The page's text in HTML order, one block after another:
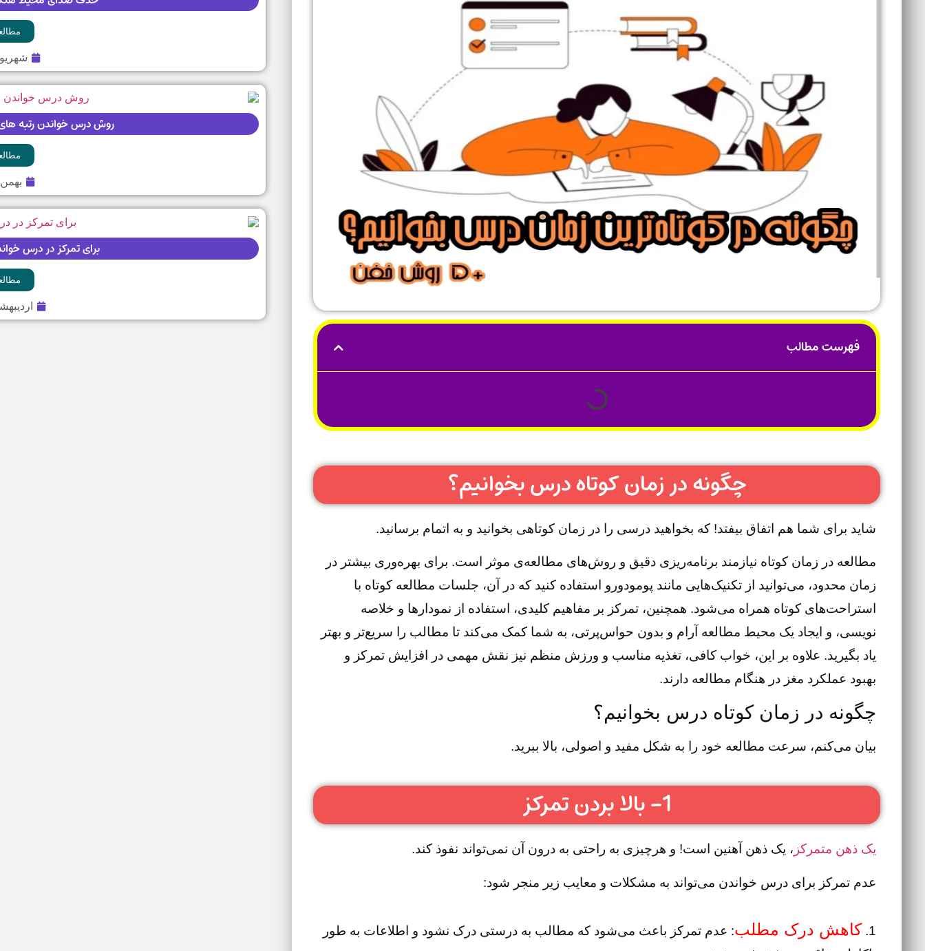
فهرست مطالب
چگونه در زمان کوتاه درس بخوانیم؟
شاید برای شما هم اتفاق بیفتد! که بخواهید درسی را در زمان کوتاهی بخوانید و به اتمام برسانید.
مطالعه در زمان کوتاه نیازمند برنامه‌ریزی دقیق و روش‌های مطالعه‌ی موثر است. برای بهره‌وری بیشتر در
زمان محدود، می‌توانید از تکنیک‌هایی مانند پومودورو استفاده کنید که در آن، جلسات مطالعه کوتاه با
استراحت‌های کوتاه همراه می‌شود. همچنین، تمرکز بر مفاهیم کلیدی، استفاده از نمودارها و خلاصه
نویسی، و ایجاد یک محیط مطالعه آرام و بدون حواس‌پرتی، به شما کمک می‌کند تا مطالب را سریع‌تر و بهتر
یاد بگیرید. علاوه بر این، خواب کافی، تغذیه مناسب و ورزش منظم نیز نقش مهمی در افزایش تمرکز و
بهبود عملکرد مغز در هنگام مطالعه دارند.
چگونه در زمان کوتاه درس بخوانیم؟
بیان می‌کنم، سرعت مطالعه خود را به شکل مفید و اصولی، بالا ببرید.
1- بالا بردن تمرکز
یک ذهن متمرکز ، یک ذهن آهنین است! و هرچیزی به راحتی به درون آن نمی‌تواند نفوذ کند.
عدم تمرکز برای درس خواندن می‌تواند به مشکلات و معایب زیر منجر شود:
1. کاهش درک مطلب: عدم تمرکز باعث می‌شود که مطالب به درستی درک نشود و اطلاعات به طور
شهریور ۱۲,
روش درس خواندن رتبه های تک
بهمن ۱۲,
برای تمرکز در درس خواندن
اردیبهشت